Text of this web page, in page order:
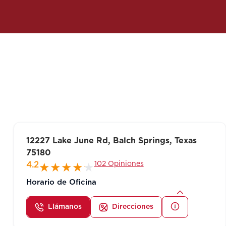
12227 Lake June Rd, Balch Springs, Texas
75180
4.2
102 Opiniones
Horario de Oficina
Llámanos Direcciones